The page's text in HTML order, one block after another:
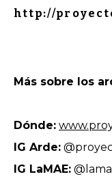
http://
Más sobre los
Dónde:
IG Arde:
IG LaMAE: